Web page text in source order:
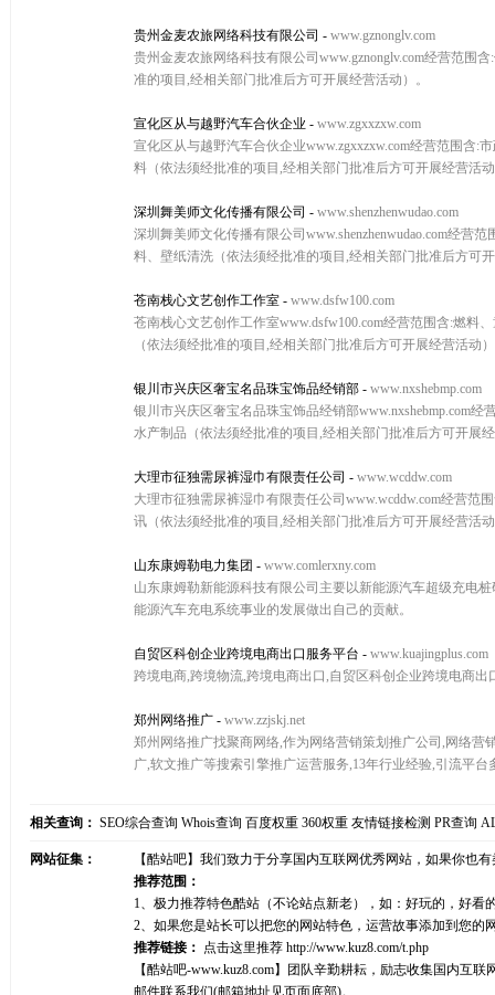
贵州金麦农旅网络科技有限公司 - www.gznonglv.com
贵州金麦农旅网络科技有限公司www.gznonglv.com经营范围
准的项目,经相关部门批准后方可开展经营活动）。
宣化区从与越野汽车合伙企业 - www.zgxxzxw.com
宣化区从与越野汽车合伙企业www.zgxxzxw.com经营范围含
料（依法须经批准的项目,经相关部门批准后方可开展经营活
深圳舞美师文化传播有限公司 - www.shenzhenwudao.com
深圳舞美师文化传播有限公司www.shenzhenwudao.com经营
料、壁纸清洗（依法须经批准的项目,经相关部门批准后方可
苍南栈心文艺创作工作室 - www.dsfw100.com
苍南栈心文艺创作工作室www.dsfw100.com经营范围含:燃料
（依法须经批准的项目,经相关部门批准后方可开展经营活动
银川市兴庆区奢宝名品珠宝饰品经销部 - www.nxshebmp.com
银川市兴庆区奢宝名品珠宝饰品经销部www.nxshebmp.com
水产制品（依法须经批准的项目,经相关部门批准后方可开展
大理市征独需尿裤湿巾有限责任公司 - www.wcddw.com
大理市征独需尿裤湿巾有限责任公司www.wcddw.com经营
讯（依法须经批准的项目,经相关部门批准后方可开展经营活
山东康姆勒电力集团 - www.comlerxny.com
山东康姆勒新能源科技有限公司主要以新能源汽车超级充电
能源汽车充电系统事业的发展做出自己的贡献。
自贸区科创企业跨境电商出口服务平台 - www.kuajingplus.com
跨境电商,跨境物流,跨境电商出口,自贸区科创企业跨境电商出
郑州网络推广 - www.zzjskj.net
郑州网络推广找聚商网络,作为网络营销策划推广公司,网络营
广,软文推广等搜索引擎推广运营服务,13年行业经验,引流平
相关查询： SEO综合查询 Whois查询 百度权重 360权重 友情链接检测 PR查询
网站征集：
【酷站吧】我们致力于分享国内互联网优秀网站，如果你也
推荐范围：
1、极力推荐特色酷站（不论站点新老），如：好玩的，好
2、如果您是站长可以把您的网站特色，运营故事添加到您
推荐链接： 点击这里推荐 http://www.kuz8.com/t.php
【酷站吧-www.kuz8.com】团队辛勤耕耘，励志收集国内互
邮件联系我们(邮箱地址见页面底部)。